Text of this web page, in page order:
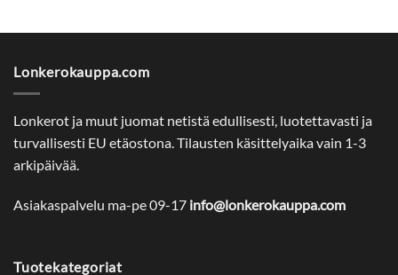
Lonkerokauppa.com
Lonkerot ja muut juomat netistä edullisesti, luotettavasti ja
turvallisesti EU etäostona. Tilausten käsittelyaika vain 1-3
arkipäivää.
Asiakaspalvelu ma-pe 09-17 info@lonkerokauppa.com
Tuotekategoriat